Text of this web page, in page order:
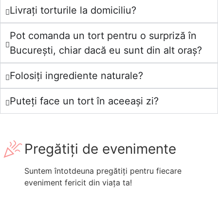
Livrați torturile la domiciliu?
Pot comanda un tort pentru o surpriză în
București, chiar dacă eu sunt din alt oraș?
Folosiți ingrediente naturale?
Puteți face un tort în aceeași zi?
Pregătiți de evenimente
Suntem întotdeuna pregătiți pentru fiecare
eveniment fericit din viața ta!